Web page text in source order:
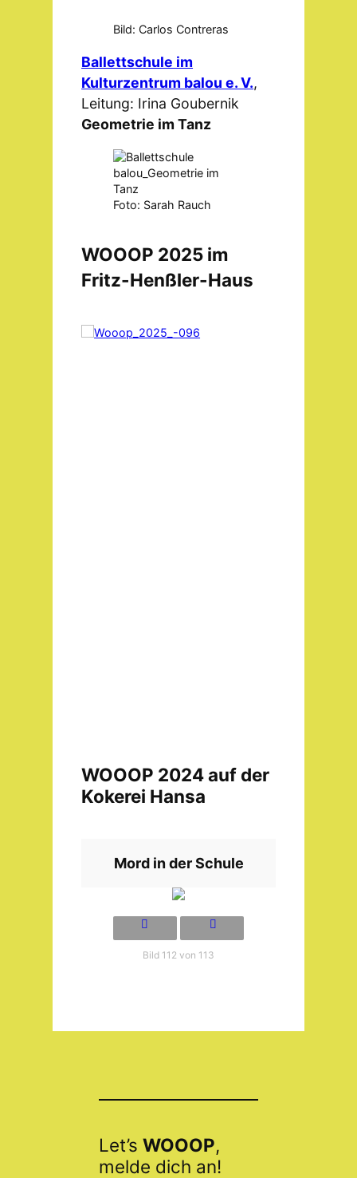
Bild: Carlos Contreras
Ballettschule im
Kulturzentrum balou e. V.,
Leitung: Irina Goubernik
Geometrie im Tanz
Foto: Sarah Rauch
WOOOP 2025 im
Fritz-Henßler-Haus
WOOOP 2024 auf der
Kokerei Hansa
Mord in der Schule
Bild 112 von 113
Let’sWOOOP,
melde dich an!